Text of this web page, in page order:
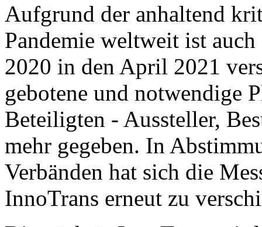
Aufgrund der anhaltend
Pandemie weltweit ist
2020 in den April 2021
gebotene und notwendige
Beteiligten - Aussteller,
mehr gegeben. In
Verbänden hat sich die
InnoTrans erneut zu